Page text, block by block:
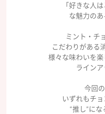
「好きな人
な魅力の
ミント・チ
こだわりがある
様々な味わいを楽
ライン
今回
いずれもチ
“推し”に